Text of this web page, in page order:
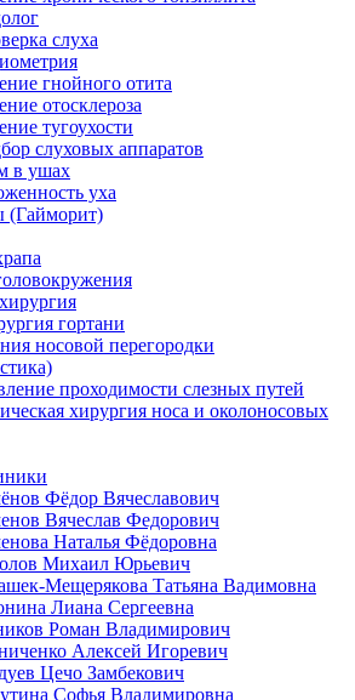
слуха
гнойного отита
отосклероза
тугоухости
слуховых аппаратов
в ушах
уха
(Гайморит)
гортани
носовой перегородки
проходимости слезных путей
хирургия носа и околоносовых
Фёдор Вячеславович
Вячеслав Федорович
Наталья Фёдоровна
Михаил Юрьевич
Мещерякова Татьяна Вадимовна
Лиана Сергеевна
Роман Владимирович
Алексей Игоревич
Цечо Замбекович
Софья Владимировна